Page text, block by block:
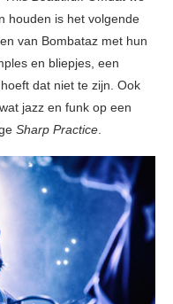
houden is het volgende
van Bombataz met hun
en bliepjes, een
dat niet te zijn. Ook
jazz en funk op een
Sharp Practice